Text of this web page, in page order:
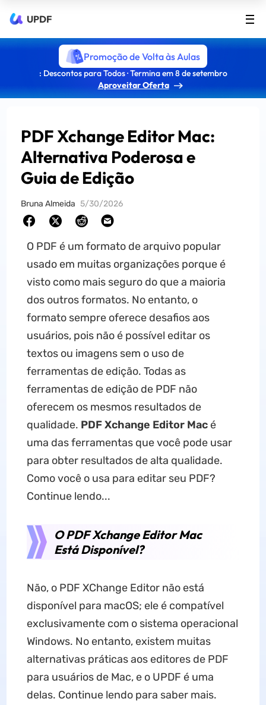
UPDF
Promoção de Volta às Aulas
: Descontos para Todos · Termina em 8 de setembro
Aproveitar Oferta
PDF Xchange Editor Mac:
Alternativa Poderosa e
Guia de Edição
Bruna Almeida 5/30/2026
O PDF é um formato de arquivo popular
usado em muitas organizações porque é
visto como mais seguro do que a maioria
dos outros formatos. No entanto, o
formato sempre oferece desafios aos
usuários, pois não é possível editar os
textos ou imagens sem o uso de
ferramentas de edição. Todas as
ferramentas de edição de PDF não
oferecem os mesmos resultados de
qualidade. PDF Xchange Editor Mac é
uma das ferramentas que você pode usar
para obter resultados de alta qualidade.
Como você o usa para editar seu PDF?
Continue lendo...
O PDF Xchange Editor Mac
Está Disponível?
Não, o PDF XChange Editor não está
disponível para macOS; ele é compatível
exclusivamente com o sistema operacional
Windows. No entanto, existem muitas
alternativas práticas aos editores de PDF
para usuários de Mac, e o UPDF é uma
delas. Continue lendo para saber mais.